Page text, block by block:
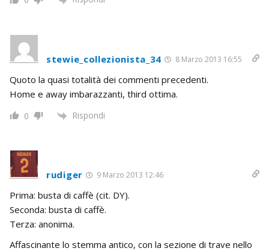
stewie_collezionista_34 8 Marzo 2013 16:55
Quoto la quasi totalità dei commenti precedenti.
Home e away imbarazzanti, third ottima.
0 Rispondi
rudiger 9 Marzo 2013 12:46
Prima: busta di caffè (cit. DY).
Seconda: busta di caffè.
Terza: anonima.
Affascinante lo stemma antico, con la sezione di trave nello